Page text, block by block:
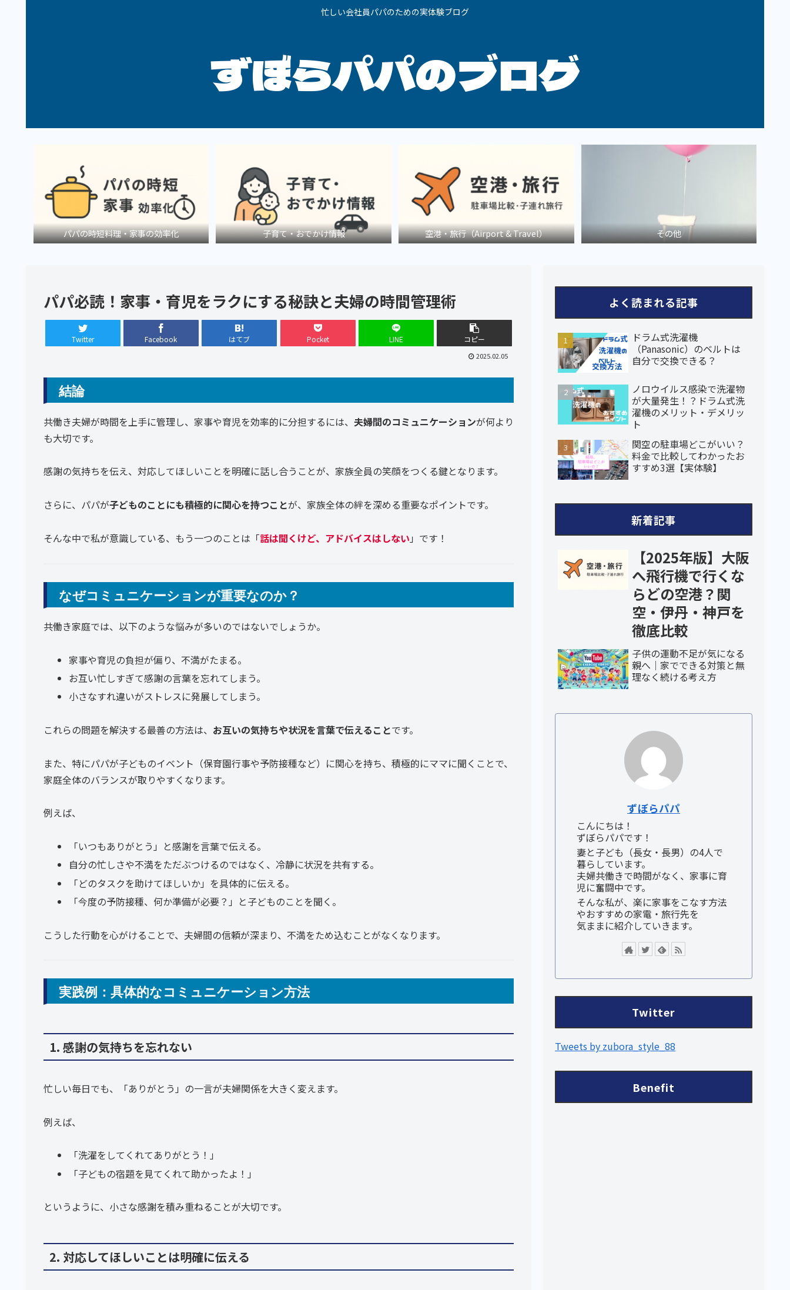
忙しい会社員パパのための実体験ブログ
ずぼらパパのブログ
パパの時短料理・家事の効率化 子育て・おでかけ情報 空港・旅行（Airport & Travel） その他
パパ必読！家事・育児をラクにする秘訣と夫婦の時間管理術
Twitter Facebook はてブ Pocket LINE コピー
2025.02.05
結論
共働き夫婦が時間を上手に管理し、家事や育児を効率的に分担するには、 夫婦間のコミュニケーションが何より
も大切です。
感謝の気持ちを伝え、対応してほしいことを明確に話し合うことが、家族全員の笑顔をつくる鍵となります。
さらに、パパが子どものことにも積極的に関心を持つことが、家族全体の絆を深める重要なポイントです。
そんな中で私が意識している、もう一つのことは「話は聞くけど、アドバイスはしない 」です！
なぜコミュニケーションが重要なのか？
共働き家庭では、以下のような悩みが多いのではないでしょうか。
家事や育児の負担が偏り、不満がたまる。
お互い忙しすぎて感謝の言葉を忘れてしまう。
小さなすれ違いがストレスに発展してしまう。
これらの問題を解決する最善の方法は、 お互いの気持ちや状況を言葉で伝えることです。
また、特にパパが子どものイベント（保育園行事や予防接種など）に関心を持ち、積極的にママに聞くことで、
家庭全体のバランスが取りやすくなります。
例えば、
「いつもありがとう」と感謝を言葉で伝える。
自分の忙しさや不満をただぶつけるのではなく、冷静に状況を共有する。
「どのタスクを助けてほしいか」を具体的に伝える。
「今度の予防接種、何か準備が必要？」と子どものことを聞く。
こうした行動を心がけることで、夫婦間の信頼が深まり、不満をため込むことがなくなります。
実践例：具体的なコミュニケーション方法
1. 感謝の気持ちを忘れない
忙しい毎日でも、「ありがとう」の一言が夫婦関係を大きく変えます。
例えば、
「洗濯をしてくれてありがとう！」
「子どもの宿題を見てくれて助かったよ！」
というように、小さな感謝を積み重ねることが大切です。
2. 対応してほしいことは明確に伝える
よく読まれる記事
ドラム式洗濯機
（Panasonic）のベルトは
自分で交換できる？
ノロウイルス感染で洗濯物
が大量発生！？ドラム式洗
濯機のメリット・デメリッ
ト
関空の駐車場どこがいい？
料金で比較してわかったお
すすめ3選【実体験】
新着記事
【2025年版】大阪
へ飛行機で行くな
らどの空港？関
空・伊丹・神戸を
徹底比較
子供の運動不足が気になる
親へ｜家でできる対策と無
理なく続ける考え方
ずぼらパパ
こんにちは！
ずぼらパパです！
妻と子ども（長女・長男）の4人で
暮らしています。
夫婦共働きで時間がなく、家事に育
児に奮闘中です。
そんな私が、楽に家事をこなす方法
やおすすめの家電・旅行先を
気ままに紹介していきます。
Twitter
Tweets by zubora_style_88
Benefit